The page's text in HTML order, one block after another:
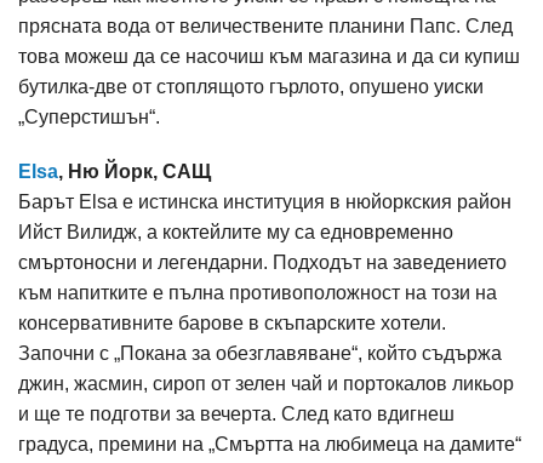
прясната вода от величествените планини Папс. След
това можеш да се насочиш към магазина и да си купиш
бутилка-две от стоплящото гърлото, опушено уиски
„Суперстишън“.
Elsa, Ню Йорк, САЩ
Барът Elsa е истинска институция в нюйоркския район
Ийст Вилидж, а коктейлите му са едновременно
смъртоносни и легендарни. Подходът на заведението
към напитките е пълна противоположност на този на
консервативните барове в скъпарските хотели.
Започни с „Покана за обезглавяване“, който съдържа
джин, жасмин, сироп от зелен чай и портокалов ликьор
и ще те подготви за вечерта. След като вдигнеш
градуса, премини на „Смъртта на любимеца на дамите“